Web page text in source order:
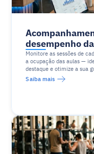
desempenho
Monitore as sessões de
a ocupação das aulas —
destaque e otimize a sua
Saiba mais